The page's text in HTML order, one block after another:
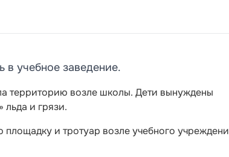
в учебное заведение.
территорию возле школы. Дети вынуждены
льда и грязи.
и тротуар возле учебного